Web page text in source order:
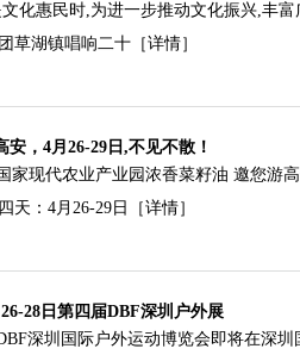
化惠民时,为进一步推动文化振兴,丰
草湖镇唱响二十 ［详情］
，4月26-29日,不见不散！
家现代农业产业园浓香菜籽油 邀您游
天：4月26-29日
［详情］
28日第四届DBF深圳户外展
深圳国际户外运动博览会即将在深